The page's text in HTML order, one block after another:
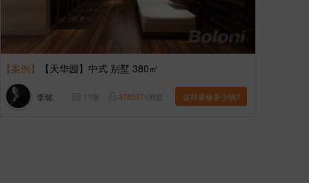
【案例】 【天华园】中式 别墅 380㎡
李铭 11张 3785371浏览 这样装修多少钱?